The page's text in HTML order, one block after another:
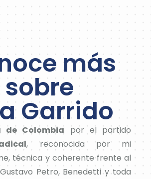
más
sobre
Garrido
de Colombia por el partido
, reconocida por mi
técnica y coherente frente al
Petro, Benedetti y toda